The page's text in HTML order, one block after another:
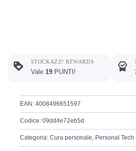
STOCKAZZ! REWARDS
Vale 19 PUNTI!
EAN: 4008496651597
Codice: 09dd4e72eb5d
Categoria: Cura personale, Personal Tech